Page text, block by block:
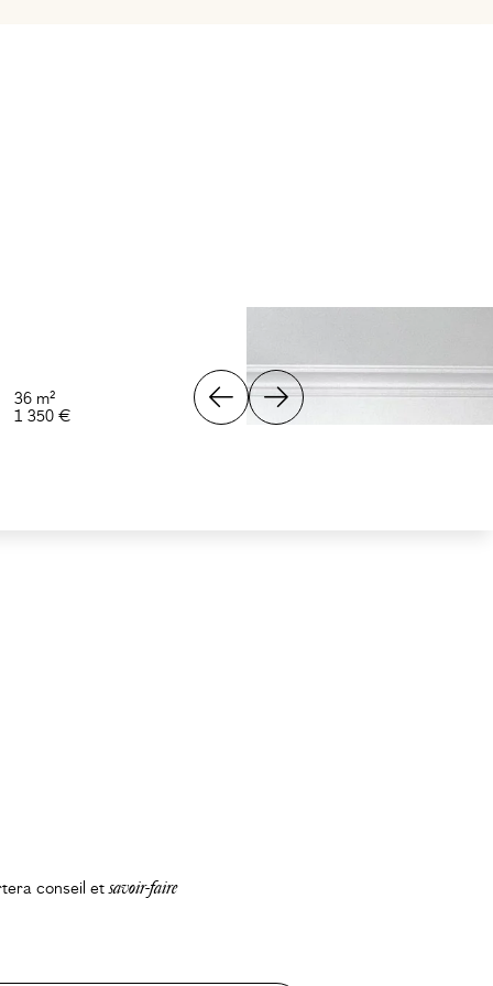
36 m²
1 350 €
conseil etsavoir-faire